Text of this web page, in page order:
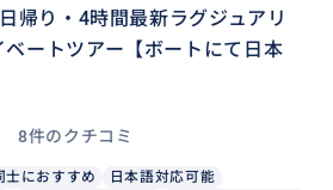
帰り・4時間最新ラグジュアリ
ートツアー【ボートにて日本
8件のクチコミ
士におすすめ
日本語対応可能